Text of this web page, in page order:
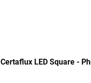
Certaflux LED Square -